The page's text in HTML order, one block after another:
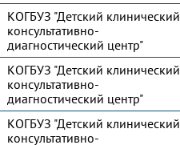
КОГБУЗ "Детский клинический
консультативно-
диагностический центр"
КОГБУЗ "Детский клинический
консультативно-
диагностический центр"
КОГБУЗ "Детский клинический
консультативно-